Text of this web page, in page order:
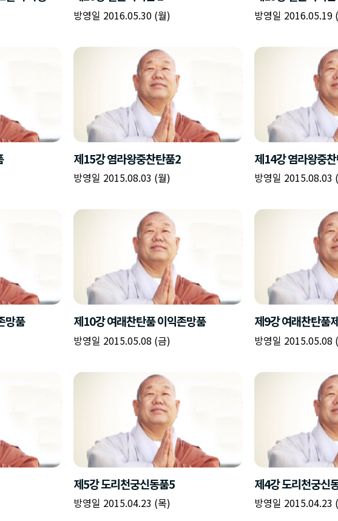
닫기
닫기